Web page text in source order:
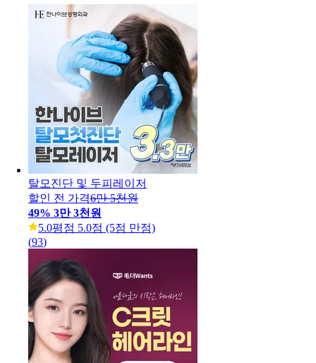
탈모진단 및 두피레이저
할인 전 가격6만 5천원
49% 3만 3천원
5.0평점 5.0점 (5점 만점)
(93)